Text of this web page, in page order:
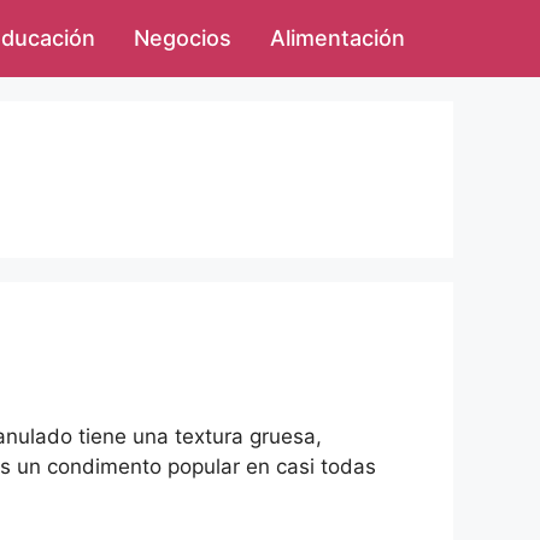
Negocios Alimentación
tiene una textura gruesa,
un condimento popular en casi todas